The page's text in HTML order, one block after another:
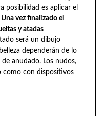
posibilidad es aplicar el
Una vez finalizado el
y atadas
será un dibujo
dependerán de lo
anudado. Los nudos,
como con dispositivos